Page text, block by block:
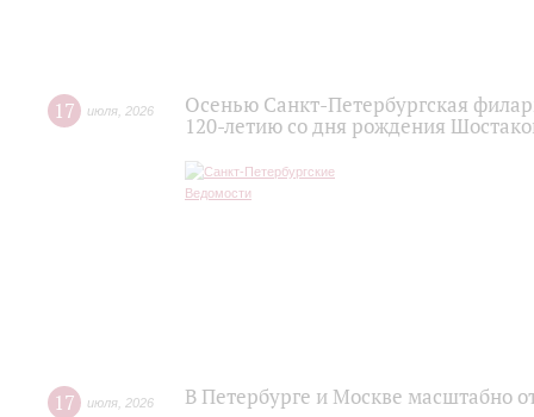
17 июля 2026
Осенью Санкт-Петербургская
120‑летию со дня рождения
17 июля 2026 В Петербурге и Москве масштабно